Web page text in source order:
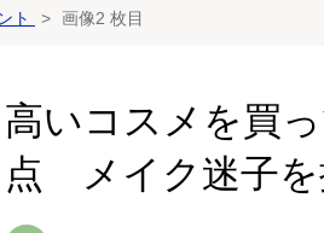
ト
画像2 枚目
高いコスメを買
点 メイク迷子を